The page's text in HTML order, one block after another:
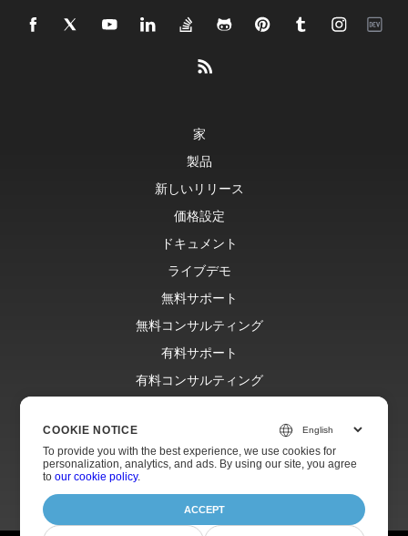
家
製品
新しいリリース
価格設定
ドキュメント
ライブデモ
無料サポート
無料コンサルティング
有料サポート
有料コンサルティング
約
COOKIE NOTICE
To provide you with the best experience, we use cookies for
personalization, analytics, and ads. By using our site, you agree
toour cookie policy.
ACCEPT